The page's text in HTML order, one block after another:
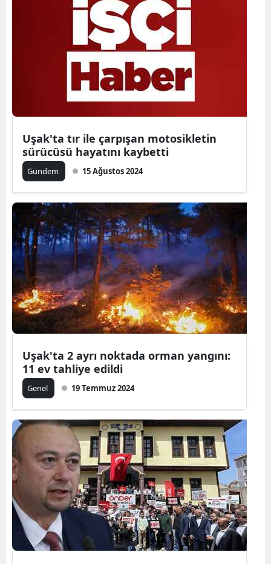
Tekirdağ
Tunceli
Uşak
Van
Yozgat
Zonguldak
Kırıkkale
Batman
Şırnak
Bartın
Ardahan
Iğdır
Uşak'ta tır ile çarpışan motosikletin
sürücüsü hayatını kaybetti
Gündem 15 Ağustos 2024
Uşak'ta 2 ayrı noktada orman yangını:
11 ev tahliye edildi
Genel 19 Temmuz 2024